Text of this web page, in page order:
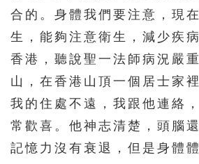
合的。身體我們要注意，現
生，能夠注意衛生，減少疾
香港，聽說聖一法師病況嚴
山，在香港山頂一個居士家
我的住處不遠，我跟他連絡
常歡喜。他神志清楚，頭腦
記憶力沒有衰退，但是身體